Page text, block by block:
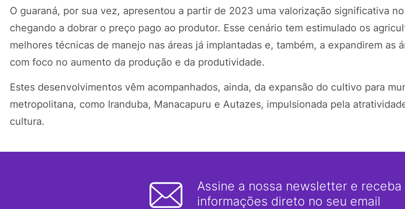
O guaraná, por sua vez, apresentou a partir de 2023 uma valorização significativa
chegando a dobrar o preço pago ao produtor. Esse cenário tem estimulado os
melhores técnicas de manejo nas áreas já implantadas e, também, a expandirem as
com foco no aumento da produção e da produtividade.
Estes desenvolvimentos vêm acompanhados, ainda, da expansão do cultivo para
metropolitana, como Iranduba, Manacapuru e Autazes, impulsionada pela
cultura.
Assine a nossa newsletter e
informações direto no seu email